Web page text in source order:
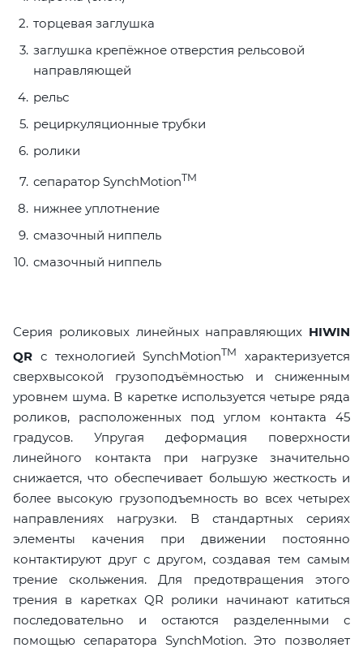
торцевая заглушка
заглушка крепёжное отверстия рельсовой
направляющей
рельс
рециркуляционные трубки
ролики
сепаратор SynchMotionTM
нижнее уплотнение
смазочный ниппель
смазочный ниппель
Серия роликовых линейных направляющих HIWIN
QR с технологией SynchMotionTM
характеризуется
сверхвысокой грузоподъёмностью и сниженным
уровнем шума. В каретке используется четыре ряда
роликов, расположенных под углом контакта 45
градусов. Упругая деформация поверхности
линейного контакта при нагрузке значительно
снижается, что обеспечивает большую жесткость и
более высокую грузоподъемность во всех четырех
направлениях нагрузки. В стандартных сериях
элементы качения при движении постоянно
контактируют друг с другом, создавая тем самым
трение скольжения. Для предотвращения этого
трения в каретках QR ролики начинают катиться
последовательно и остаются разделенными с
помощью сепаратора SynchMotion. Это позволяет